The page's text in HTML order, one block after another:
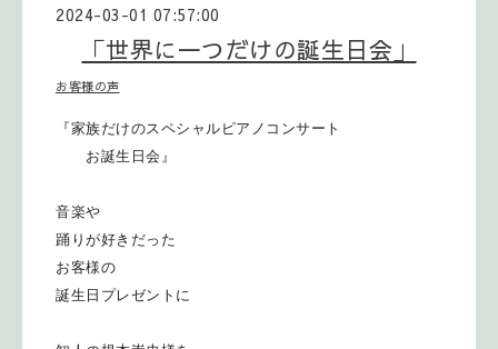
2024-03-01 07:57:00
「世界に一つだけの誕生日会」
お客様の声
『家族だけのスペシャルピアノコンサート
お誕生日会』
音楽や
踊りが好きだった
お客様の
誕生日プレゼントに